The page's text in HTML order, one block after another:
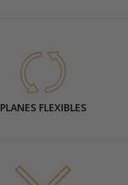
PLANES FLEXIBLES